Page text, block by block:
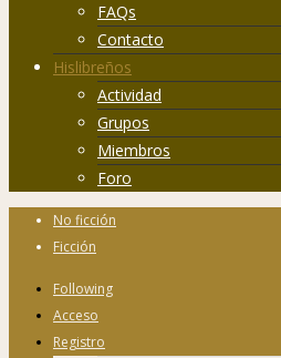
FAQs
Contacto
Hislibreños
Actividad
Grupos
Miembros
Foro
No ficción
Ficción
Following
Acceso
Registro